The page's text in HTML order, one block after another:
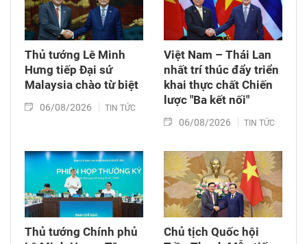
Thủ tướng Lê Minh
Hưng tiếp Đại sứ
Malaysia chào từ biệt
06/08/2026 TIN TỨC
Việt Nam – Thái Lan
nhất trí thúc đẩy triển
khai thực chất Chiến
lược "Ba kết nối"
06/08/2026 TIN TỨC
Thủ tướng Chính phủ
Chủ tịch Quốc hội